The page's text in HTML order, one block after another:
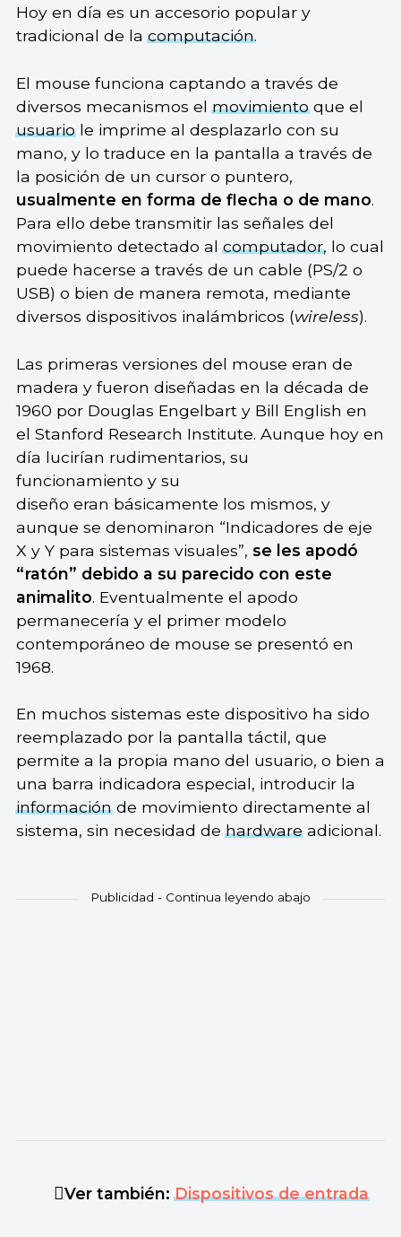
Hoy en día es un accesorio popular y
tradicional de lacomputación.
El mouse funciona captando a través de
diversos mecanismos elmovimientoque el
usuariole imprime al desplazarlo con su
mano, y lo traduce en la pantalla a través de
la posición de un cursor o puntero,
usualmente en forma de flecha o de mano.
Para ello debe transmitir las señales del
movimiento detectado alcomputador, lo cual
puede hacerse a través de un cable (PS/2 o
USB) o bien de manera remota, mediante
diversos dispositivos inalámbricos (wireless).
Las primeras versiones del mouse eran de
madera y fueron diseñadas en la década de
1960 por Douglas Engelbart y Bill English en
el Stanford Research Institute. Aunque hoy en
día lucirían rudimentarios, su
funcionamiento y su
diseño eran básicamente los mismos, y
aunque se denominaron “Indicadores de eje
X y Y para sistemas visuales”, se les apodó
“ratón” debido a su parecido con este
animalito. Eventualmente el apodo
permanecería y el primer modelo
contemporáneo de mouse se presentó en
1968.
En muchos sistemas este dispositivo ha sido
reemplazado por la pantalla táctil, que
permite a la propia mano del usuario, o bien a
una barra indicadora especial, introducir la
informaciónde movimiento directamente al
sistema, sin necesidad dehardwareadicional.
Ver también:Dispositivos de entrada